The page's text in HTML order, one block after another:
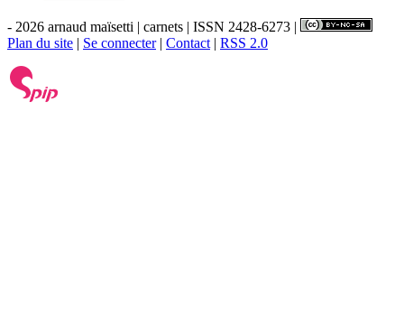
- 2026 arnaud maïsetti | carnets | ISSN 2428-6273 |
Plan du site | Se connecter| Contact | RSS 2.0